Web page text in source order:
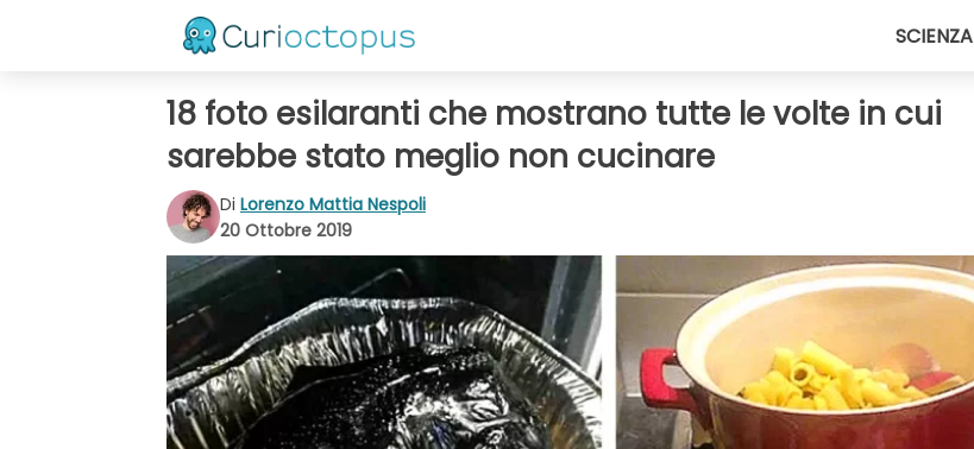
SCIENZA
18 foto esilaranti che mostrano tutte le volte in cui
sarebbe stato meglio non cucinare
Di Lorenzo Mattia Nespoli
20 Ottobre 2019